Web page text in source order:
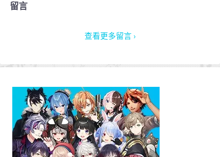
留言
查看更多留言 ›